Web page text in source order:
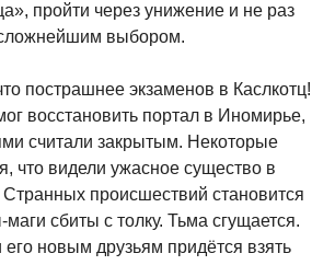
пройти через унижение и не раз
выбором.
пострашнее экзаменов в Каслкотц!
восстановить портал в Иномирье,
считали закрытым. Некоторые
что видели ужасное существо в
Странных происшествий становится
сбиты с толку. Тьма сгущается.
новым друзьям придётся взять